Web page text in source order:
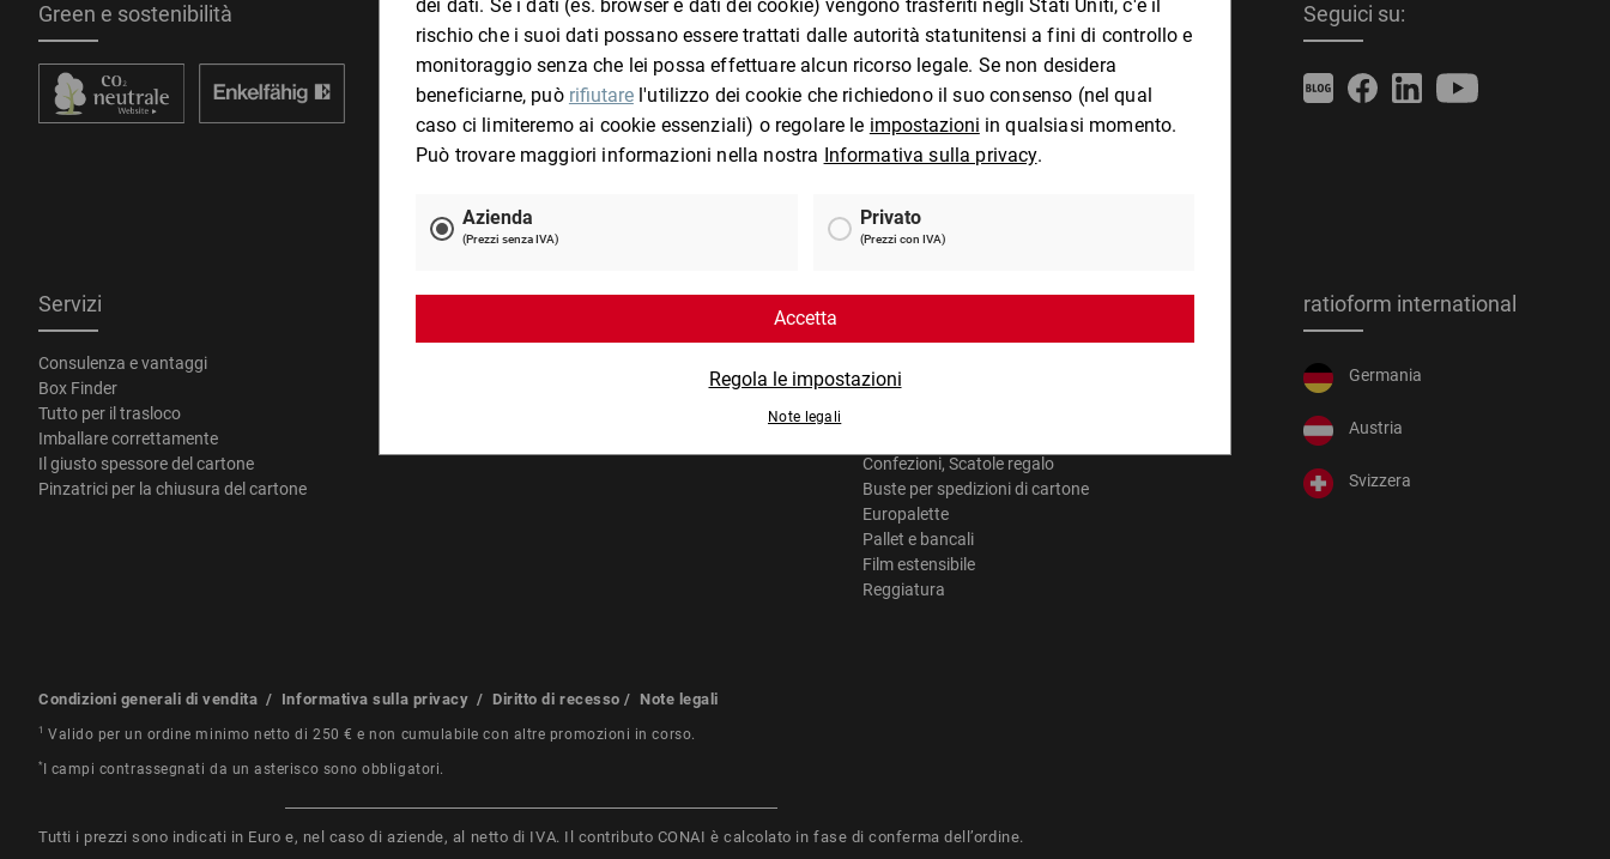
Green e sostenibilità Pagamenti accettati Ottieni di più ad ogni ordine
Omaggi immediati
Seguici su:
Servizi
Consulenza e vantaggi
Box Finder
Tutto per il trasloco
Imballare correttamente
Il giusto spessore del cartone
Pinzatrici per la chiusura del cartone
Scatole per spedizioni
Confezioni, Scatole regalo
Buste per spedizioni di cartone
Europalette
Pallet e bancali
Film estensibile
Reggiatura
ratioform international
Germania
Austria
Svizzera
Condizioni generali di vendita / Informativa sulla privacy / Diritto di recesso / Note legali
1Valido per un ordine minimo netto di 250 € e non cumulabile con altre promozioni in corso.
* I campi contrassegnati da un asterisco sono obbligatori.
Tutti i prezzi sono indicati in Euro e, nel caso di aziende, al netto di IVA. Il contributo CONAI è calcolato in fase di conferma dell’ordine.